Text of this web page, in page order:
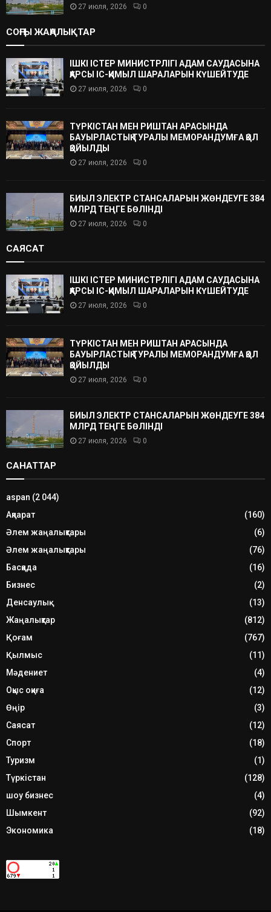
27 июля, 2026 0
СОҢҒЫ ЖАҢАЛЫҚТАР
ІШКІ ІСТЕР МИНИСТРЛІГІ АДАМ САУДАСЫНА
ҚАРСЫ ІС-ҚИМЫЛ ШАРАЛАРЫН КҮШЕЙТУДЕ
27 июля, 2026 0
ТҮРКІСТАН МЕН РИШТАН АРАСЫНДА
БАУЫРЛАСТЫҚ ТУРАЛЫ МЕМОРАНДУМҒА ҚОЛ
ҚОЙЫЛДЫ
27 июля, 2026 0
БИЫЛ ЭЛЕКТР СТАНСАЛАРЫН ЖӨНДЕУГЕ 384
МЛРД ТЕҢГЕ БӨЛІНДІ
27 июля, 2026 0
САЯСАТ
ІШКІ ІСТЕР МИНИСТРЛІГІ АДАМ САУДАСЫНА
ҚАРСЫ ІС-ҚИМЫЛ ШАРАЛАРЫН КҮШЕЙТУДЕ
27 июля, 2026 0
ТҮРКІСТАН МЕН РИШТАН АРАСЫНДА
БАУЫРЛАСТЫҚ ТУРАЛЫ МЕМОРАНДУМҒА ҚОЛ
ҚОЙЫЛДЫ
27 июля, 2026 0
БИЫЛ ЭЛЕКТР СТАНСАЛАРЫН ЖӨНДЕУГЕ 384
МЛРД ТЕҢГЕ БӨЛІНДІ
27 июля, 2026 0
САНАТТАР
aspan (2 044)
Ақпарат
(160)
Әлем жаңалықтары
(6)
Әлем жаңалықтары
(76)
Басқада
(16)
Бизнес
(2)
Денсаулық
(13)
Жаңалықтар
(812)
Қоғам
(767)
Қылмыс
(11)
Мәдениет
(4)
Оқыс оқиға
(12)
Өңір
(3)
Саясат
(12)
Спорт
(18)
Туризм
(1)
Түркістан
(128)
шоу бизнес
(4)
Шымкент
(92)
Экономика
(18)